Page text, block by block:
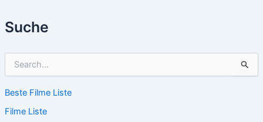
Suche
h
n
Beste Filme Liste
Filme Liste